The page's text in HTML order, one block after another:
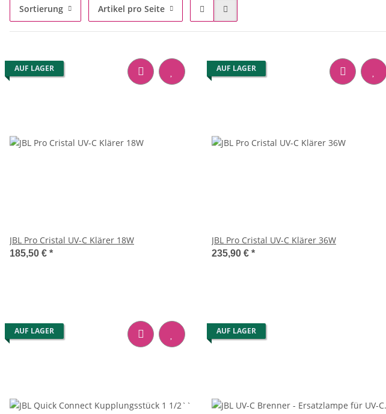
Sortierung Artikel pro Seite
AUF LAGER
JBL Pro Cristal UV-C Klärer 18W
185,50 € *
AUF LAGER
JBL Pro Cristal UV-C Klärer 36W
235,90 € *
AUF LAGER AUF LAGER